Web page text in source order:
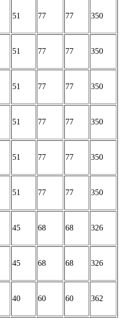
51 77 77 350
51 77 77 350
51 77 77 350
51 77 77 350
51 77 77 350
51 77 77 350
45 68 68 326
45 68 68 326
40 60 60 362